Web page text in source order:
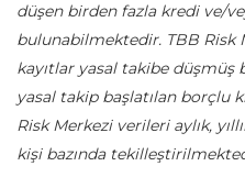
düşen birden fazla kredi ve/
bulunabilmektedir. TBB Risk
kayıtlar yasal takibe düşmüş
yasal takip başlatılan borçlu
Risk Merkezi verileri aylık,
kişi bazında